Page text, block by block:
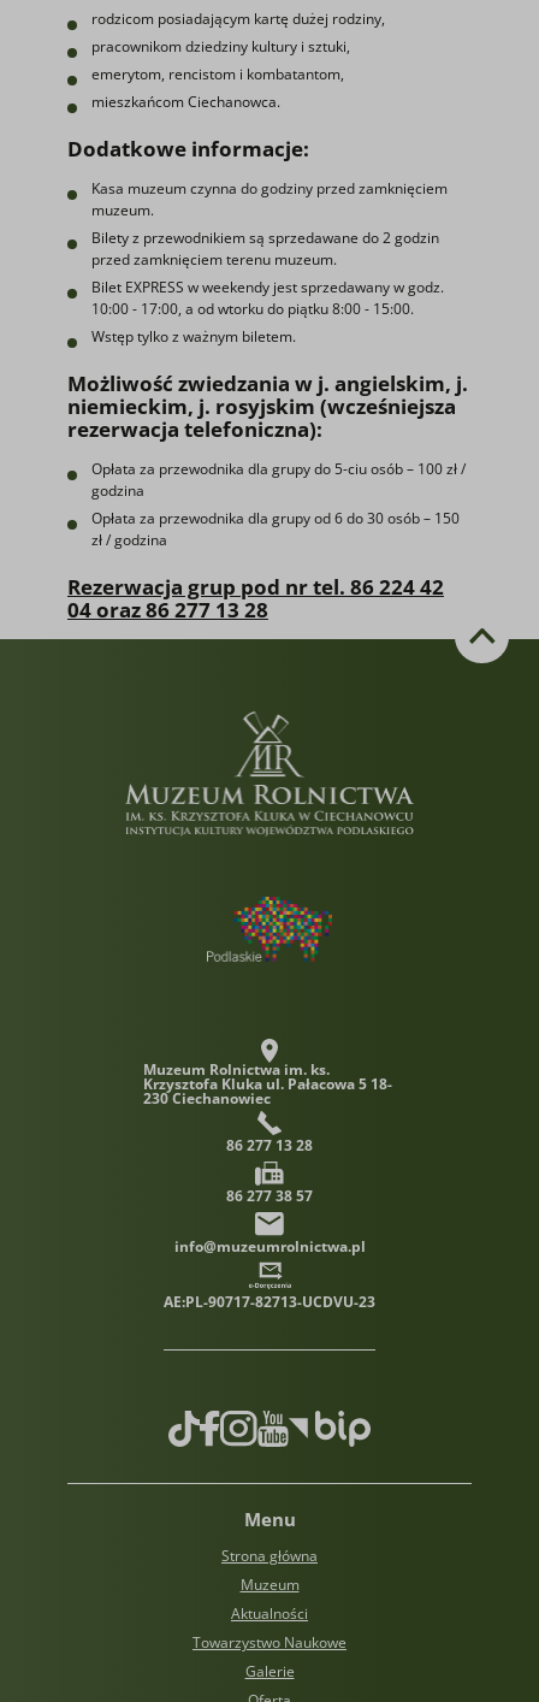
rodzicom posiadającym kartę dużej rodziny,
pracownikom dziedziny kultury i sztuki,
emerytom, rencistom i kombatantom,
mieszkańcom Ciechanowca.
Dodatkowe informacje:
Kasa muzeum czynna do godziny przed zamknięciem
muzeum.
Bilety z przewodnikiem są sprzedawane do 2 godzin
przed zamknięciem terenu muzeum.
Bilet EXPRESS w weekendy jest sprzedawany w godz.
10:00 - 17:00, a od wtorku do piątku 8:00 - 15:00.
Wstęp tylko z ważnym biletem.
Możliwość zwiedzania w j. angielskim, j.
niemieckim, j. rosyjskim (wcześniejsza
rezerwacja telefoniczna):
Opłata za przewodnika dla grupy do 5-ciu osób – 100 zł /
godzina
Opłata za przewodnika dla grupy od 6 do 30 osób – 150
zł / godzina
Rezerwacja grup pod nr tel. 86 224 42
04 oraz 86 277 13 28
Muzeum Rolnictwa im. ks.
Krzysztofa Kluka ul. Pałacowa 5 18-
230 Ciechanowiec
86 277 13 28
86 277 38 57
info@muzeumrolnictwa.pl
AE:PL-90717-82713-UCDVU-23
TikTokFacebook
Instagram
Youtube
Biuletyn informacji
Menu
Strona główna
Muzeum
Aktualności
Towarzystwo Naukowe
Galerie